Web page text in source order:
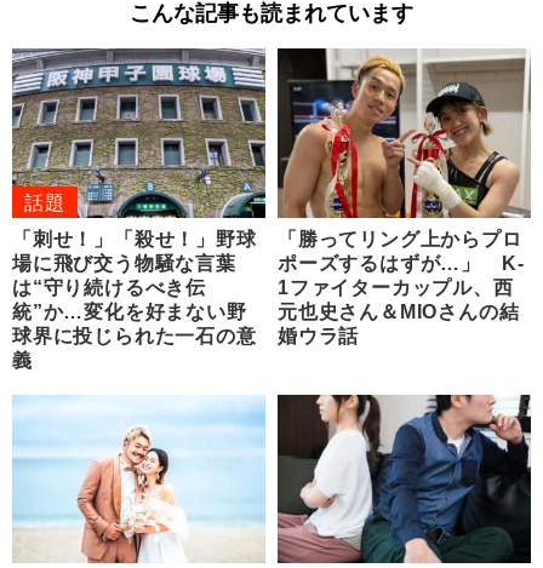
こんな記事も読まれています
話題
「刺せ！」「殺せ！」野球
場に飛び交う物騒な言葉
は“守り続けるべき伝
統”か…変化を好まない野
球界に投じられた一石の意
義
「勝ってリング上からプロ
ポーズするはずが…」 K-
1ファイターカップル、西
元也史さん＆MIOさんの結
婚ウラ話